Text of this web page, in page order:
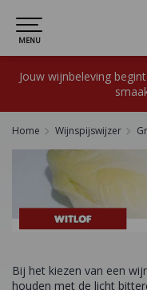
MENU
Jouw wijnbeleving
Home Wijnspijswijzer
Bij het kiezen van een
houden met de licht